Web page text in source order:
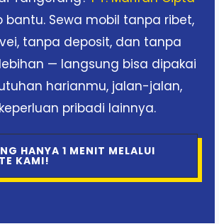
bantu. Sewa mobil tanpa ribet,
tanpa deposit, dan tanpa
— langsung bisa dipakai
harianmu, jalan-jalan,
pribadi lainnya.
HANYA 1 MENIT MELALUI
KAMI!